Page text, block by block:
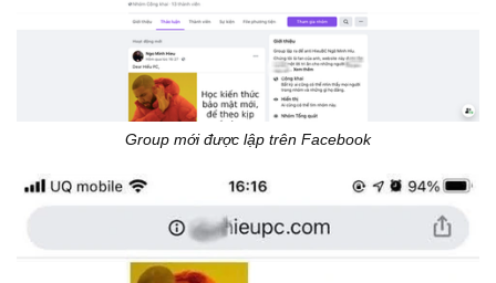
Group mới được lập trên Facebook